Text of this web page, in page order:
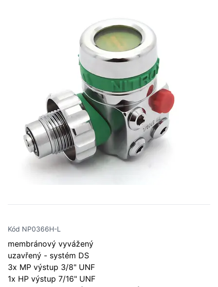
Kód NP0366H-L
membránový vyvážený
uzavřený - systém DS
3x MP výstup 3/8" UNF
1x HP výstup 7/16" UNF